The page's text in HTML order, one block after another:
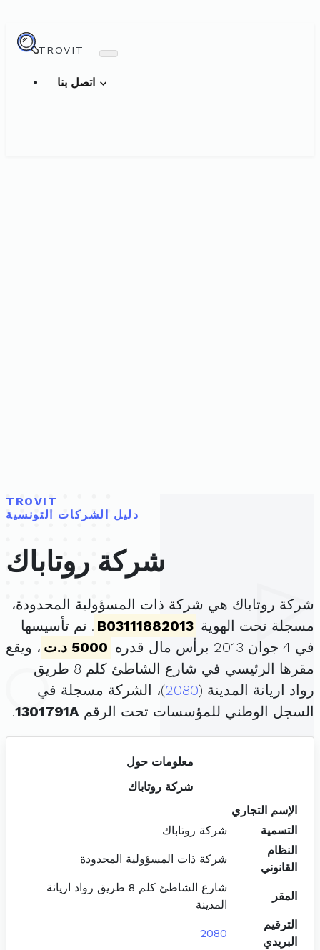
TROVIT
TROVIT
دليل الشركات التونسية
شركة روتاباك
شركة روتاباك هي شركة ذات المسؤولية المحدودة،
مسجلة تحت الهوية B03111882013 . تم تأسيسها
في 4 جوان 2013 برأس مال قدره
5000 د.ت
، ويقع
مقرها الرئيسي في شارع الشاطئ كلم 8 طريق
رواد اريانة المدينة (2080)، الشركة مسجلة في
السجل الوطني للمؤسسات تحت الرقم 1301791A
.
معلومات حول
شركة روتاباك
الإسم التجاري
التسمية
شركة روتاباك
النظام
القانوني
شركة ذات المسؤولية المحدودة
المقر
شارع الشاطئ كلم 8 طريق رواد اريانة
المدينة
الترقيم
البريدي
2080